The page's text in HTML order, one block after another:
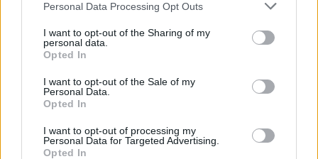
Personal Data Processing Opt Outs
I want to opt-out of the Sharing of my
personal data.
Opted In
I want to opt-out of the Sale of my
Personal Data.
Opted In
I want to opt-out of processing my
Personal Data for Targeted Advertising.
Opted In
camerele de supraveghere pregătite dinainte”
„Daria Dughina e victima propriilor idei și a
violență, extremism” / „Pe Daria a ucis-o tocmai
doctrina tatălui ei”
VIDEO. Principalul propagandist al lui Putin